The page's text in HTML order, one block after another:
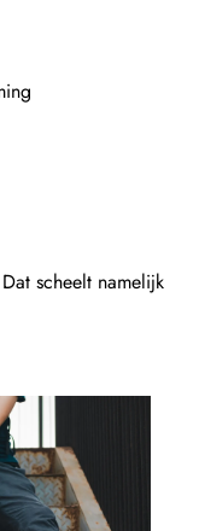
scheelt namelijk